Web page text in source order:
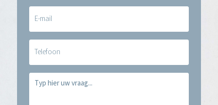
E-
mail
Telefoon
Vraag
(Vereist)